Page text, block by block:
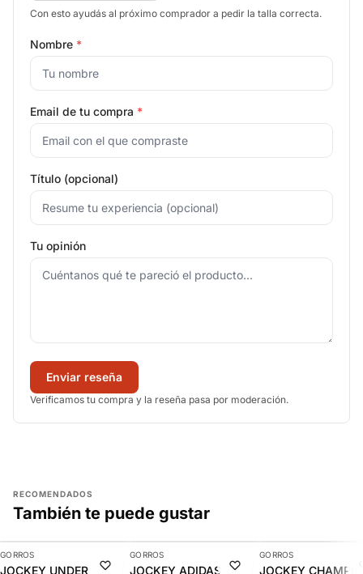
Con esto ayudás al próximo comprador a pedir la talla correcta.
Nombre *
Email de tu compra *
Título (opcional)
Tu opinión
Enviar reseña
Verificamos tu compra y la reseña pasa por moderación.
RECOMENDADOS
También te puede gustar
-10%
AGREGAR
GORROS
JOCKEY UNDER
-10%
AGREGAR
GORROS
JOCKEY ADIDAS
-15%
GORROS
JOCKEY